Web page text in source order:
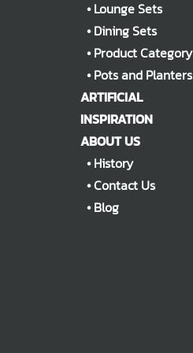
•Lounge Sets
•Dining Sets
•Product Category
•Pots and Planters
ARTIFICIAL
INSPIRATION
ABOUT US
•History
•Contact Us
•Blog